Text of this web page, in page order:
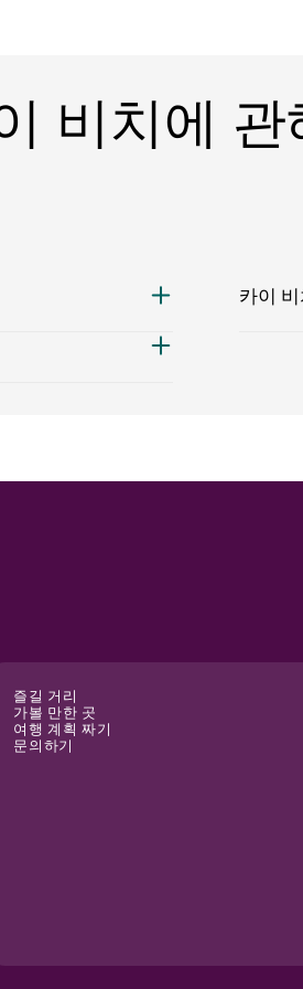
비치에
카이
즐길 거리
가볼 만한 곳
여행 계획 짜기
문의하기